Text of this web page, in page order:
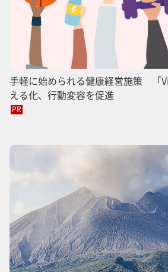
手軽に始められる健康経営施策 「
える化、行動変容を促進
PR